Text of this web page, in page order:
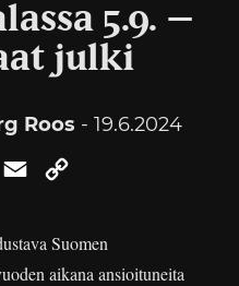
5.9. –
julki
Roos - 19.6.2024
TwitterEmail
Suomen
aikana ansioituneita